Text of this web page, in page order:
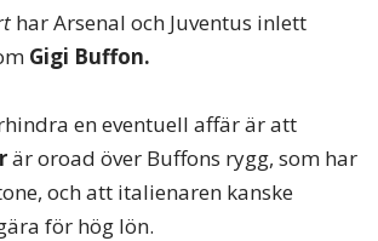
har Arsenal och Juventus inlett
Gigi Buffon.
en eventuell affär är att
är oroad över Buffons rygg, som har
och att italienaren kanske
för hög lön.